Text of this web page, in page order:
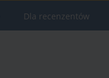
Dla recenzentów